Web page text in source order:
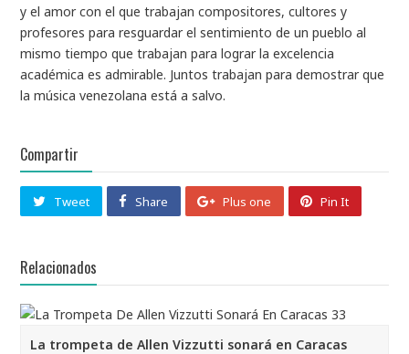
y el amor con el que trabajan compositores, cultores y
profesores para resguardar el sentimiento de un pueblo al
mismo tiempo que trabajan para lograr la excelencia
académica es admirable. Juntos trabajan para demostrar que
la música venezolana está a salvo.
Compartir
Tweet Share Plus one Pin It
Relacionados
La trompeta de Allen Vizzutti sonará en Caracas